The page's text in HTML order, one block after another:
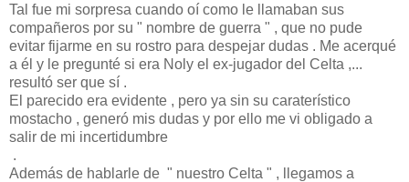
Tal fue mi sorpresa cuando oí como le llamaban sus
compañeros por su " nombre de guerra " , que no pude
evitar fijarme en su rostro para despejar dudas . Me acerqué
a él y le pregunté si era Noly el ex-jugador del Celta ,...
resultó ser que sí .
El parecido era evidente , pero ya sin su caraterístico
mostacho , generó mis dudas y por ello me vi obligado a
salir de mi incertidumbre
.
Además de hablarle de " nuestro Celta " , llegamos a